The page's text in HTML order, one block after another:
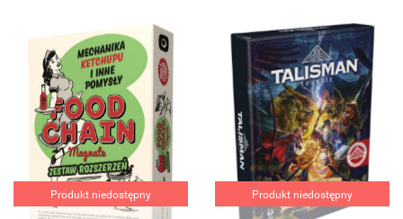
Produkt niedostępny Produkt niedostępny